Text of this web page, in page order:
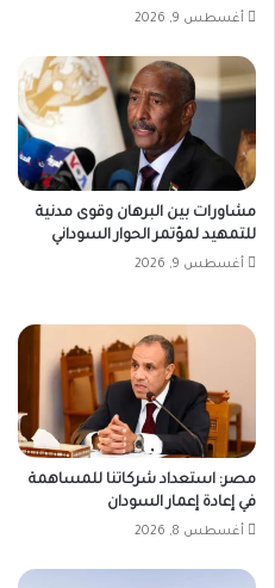
أغسطس 9, 2026
مشاورات بين البرهان وقوى مدنية
للتمهيد لمؤتمر الحوار السوداني
أغسطس 9, 2026
مصر: استعداد شركاتنا للمساهمة
في إعادة إعمار السودان
أغسطس 8, 2026